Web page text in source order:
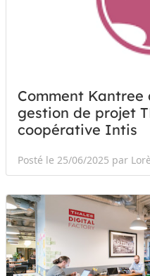
Comment
gestion de projet
coopérative Intis
Posté le 25/06/2025 par